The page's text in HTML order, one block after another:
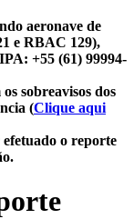
aeronave de
e RBAC 129),
+55 (61) 99994-
sobreavisos dos
(Clique aqui
efetuado o reporte